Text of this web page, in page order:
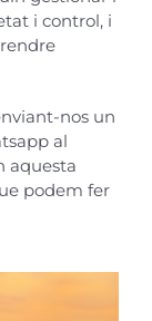
i control, i
nos un
al
aquesta
podem fer